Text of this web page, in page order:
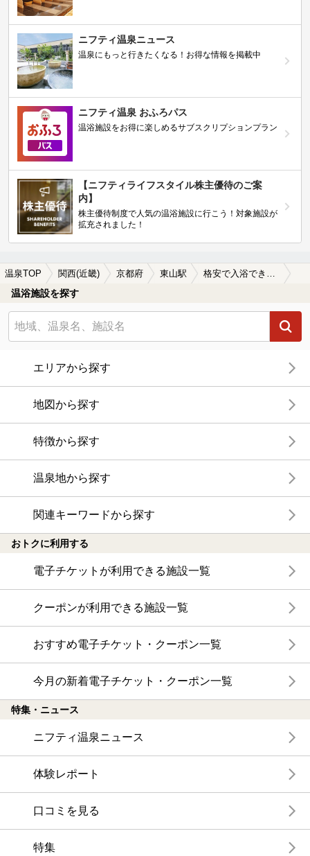
ニフティ温泉ニュース
温泉にもっと行きたくなる！お得な情報を掲載中
ニフティ温泉 おふろパス
温浴施設をお得に楽しめるサブスクリプションプラン
【ニフティライフスタイル株主優待のご案
内】
株主優待制度で人気の温浴施設に行こう！対象施設が
拡充されました！
温泉TOP 関西(近畿) 京都府 東山駅
温浴施設を探す
エリアから探す
地図から探す
特徴から探す
温泉地から探す
関連キーワードから探す
おトクに利用する
電子チケットが利用できる施設一覧
クーポンが利用できる施設一覧
おすすめ電子チケット・クーポン一覧
今月の新着電子チケット・クーポン一覧
特集・ニュース
ニフティ温泉ニュース
体験レポート
口コミを見る
特集